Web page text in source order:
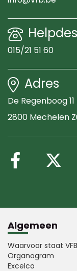
015/21 51 60
Adres
De Regenboog 11
2800 Mechelen
Volg
Algemeen
Waarvoor staat
Organogram
Excelco